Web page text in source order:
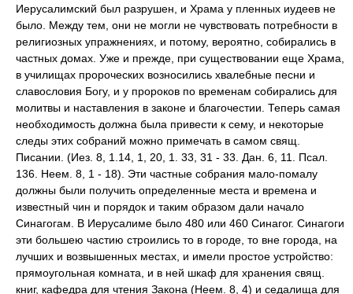
Иерусалимский был разрушен, и Храма у пленных иудеев не
было. Между тем, они не могли не чувствовать потребности в
религиозных упражнениях, и потому, вероятно, собирались в
частных домах. Уже и прежде, при существовании еще Храма,
в училищах пророческих возносились хвалебные песни и
славословия Богу, и у пророков по временам собирались для
молитвы и наставления в законе и благочестии. Теперь самая
необходимость должна была привести к сему, и некоторые
следы этих собраний можно примечать в самом свящ.
Писании. (Иез. 8, 1.14, 1, 20, 1. 33, 31 - 33. Дан. 6, 11. Псал.
136. Неем. 8, 1 - 18). Эти частные собрания мало-помалу
должны были получить определенные места и времена и
известный чин и порядок и таким образом дали начало
Синагогам. В Иерусалиме было 480 или 460 Синагог. Синагоги
эти большею частию строились то в городе, то вне города, на
лучших и возвышенных местах, и имели простое устройство:
прямоугольная комната, и в ней шкаф для хранения свящ.
книг, кафедра для чтения Закона (Неем. 8, 4) и седалища для